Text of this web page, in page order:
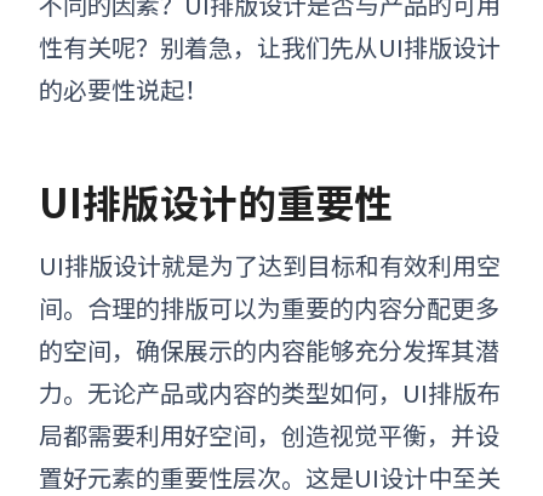
性有关呢？ 别着急， 让我们先从UI排版设计
的必要性说起！
UI排版设计的重要性
UI排版设计就是为了达到目标和有效利用空
间。合理的排版可以为重要的内容分配更多
的空间，确保展示的内容能够充分发挥其潜
力。无论产品或内容的类型如何， UI排版布
局都需要利用好空间，创造视觉平衡，并设
置好元素的重要性层次。这是UI设计中至关